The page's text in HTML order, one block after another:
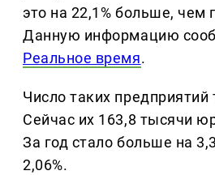
это на 22,1% больше, чем
Данную информацию
Реальное время.
Число таких
Сейчас их 163,8 тысячи
За год стало больше на
2,06%.